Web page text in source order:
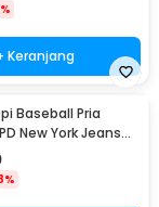
Keranjang
Baseball Pria
New York Jeans
- S8R